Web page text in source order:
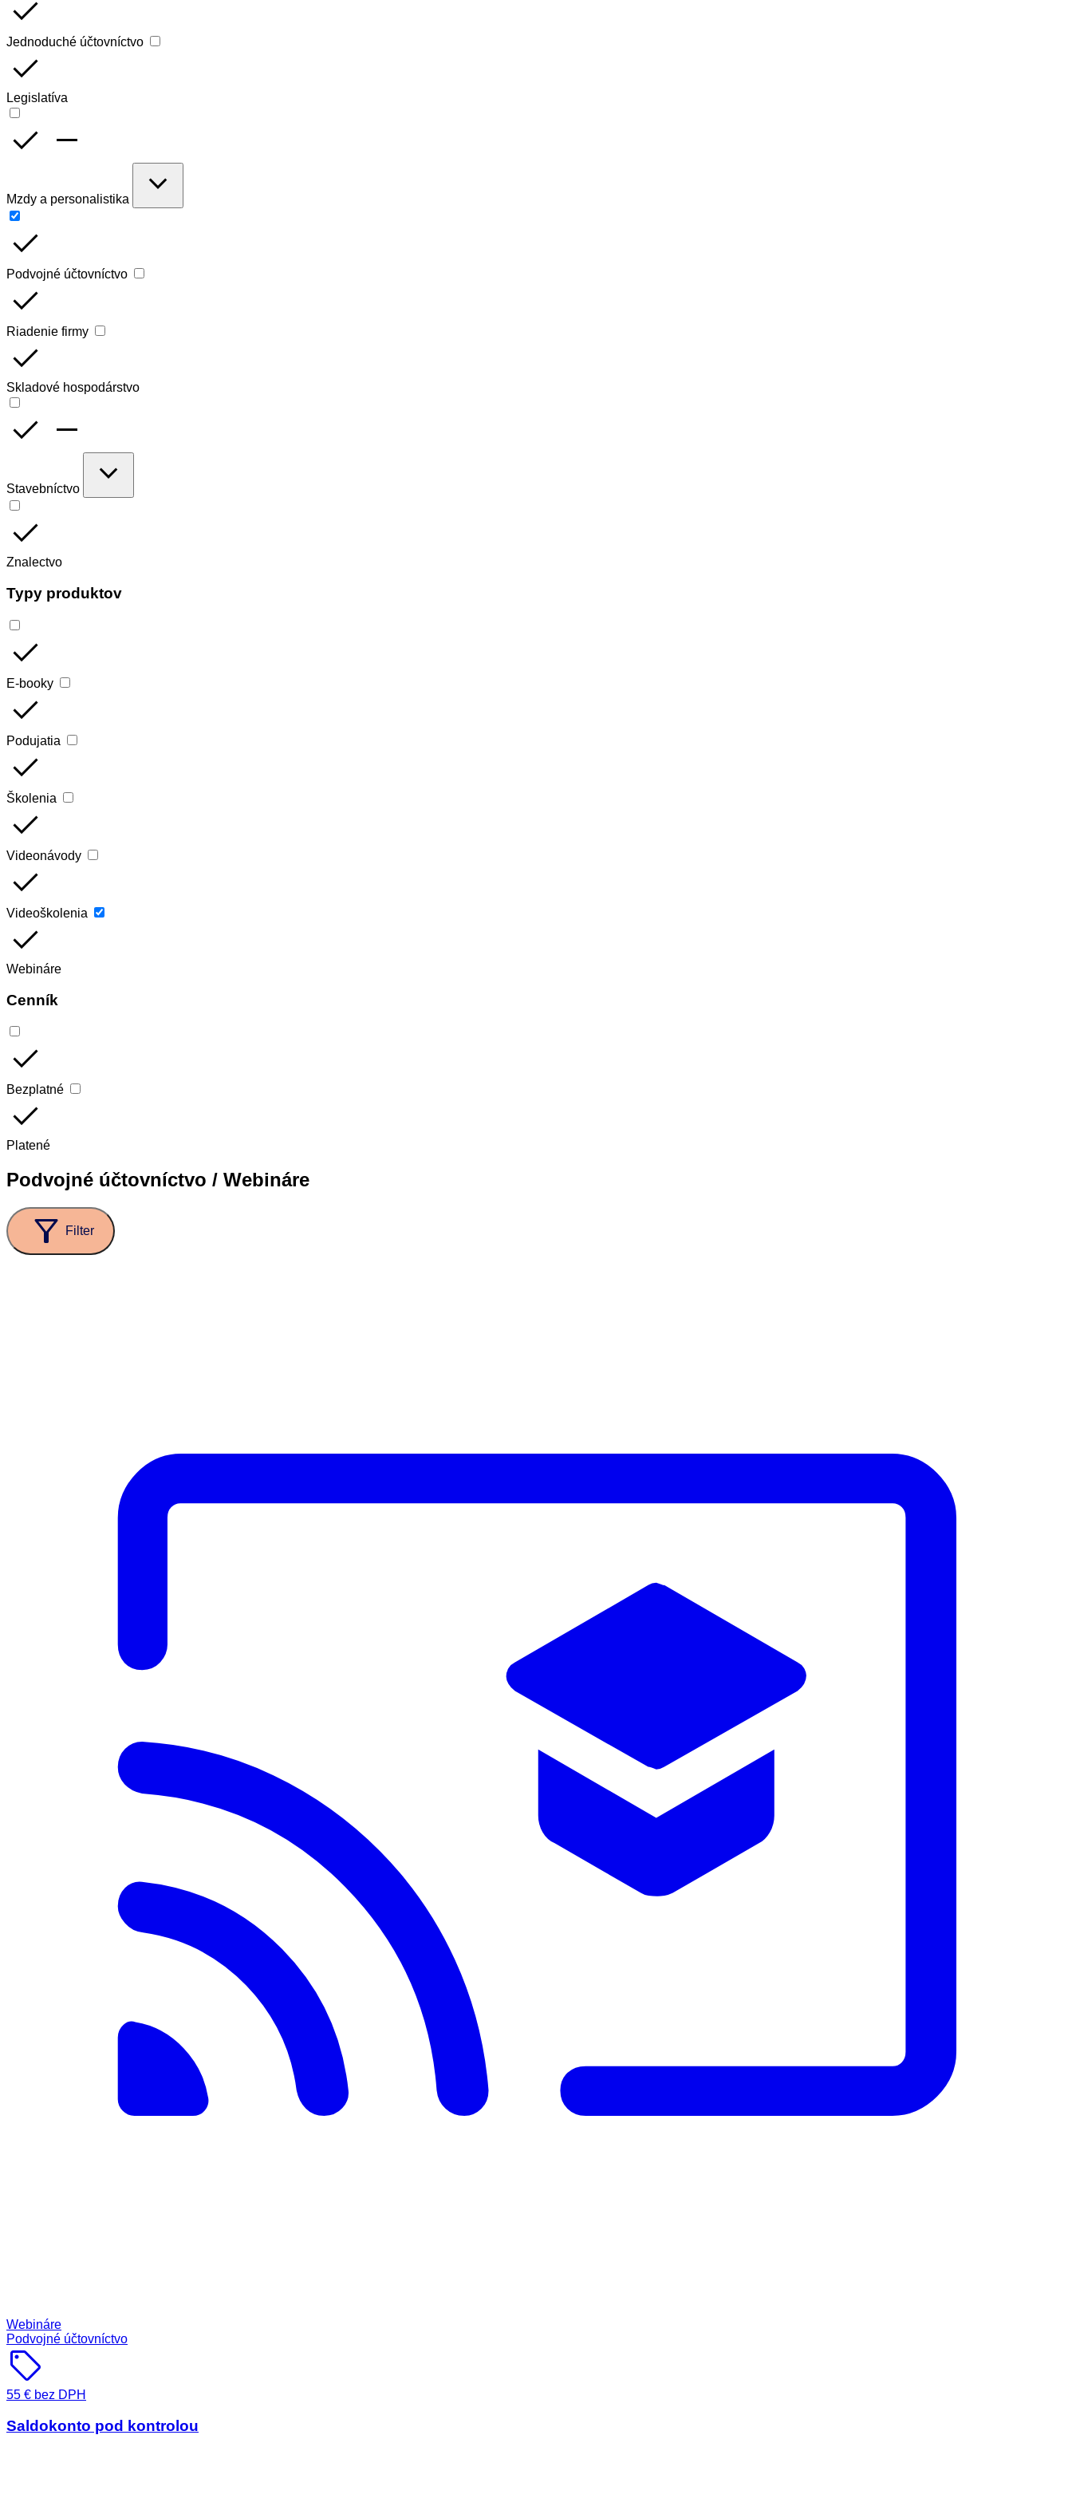
done
Jednoduché účtovníctvo
done
Legislatíva
done remove
Mzdy a personalistika
expand_more
done
Podvojné účtovníctvo
done
Riadenie firmy
done
Skladové hospodárstvo
done remove
Stavebníctvo
expand_more
done
Znalectvo
Typy produktov
done
E-booky
done
Podujatia
done
Školenia
done
Videonávody
done
Videoškolenia
done
Webináre
Cenník
done
Bezplatné
done
Platené
Podvojné účtovníctvo / Webináre
filter_alt Filter
Webináre
Podvojné účtovníctvo
sell
55 € bez DPH
Saldokonto pod kontrolou